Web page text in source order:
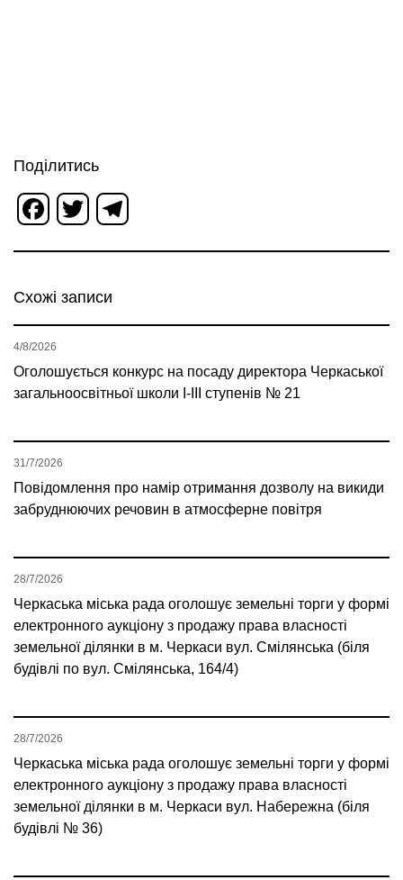
Поділитись
Facebook
Twitter
Схожі записи
Оголошується конкурс на посаду директора Черкаської
загальноосвітньої школи І-ІІІ ступенів № 21
4/8/2026
Повідомлення про намір отримання дозволу на викиди
забруднюючих речовин в атмосферне повітря
31/7/2026
Черкаська міська рада оголошує земельні торги у формі
електронного аукціону з продажу права власності
земельної ділянки в м. Черкаси вул. Смілянська (біля
будівлі по вул. Смілянська, 164/4)
28/7/2026
Черкаська міська рада оголошує земельні торги у формі
електронного аукціону з продажу права власності
земельної ділянки в м. Черкаси вул. Набережна (біля
будівлі № 36)
28/7/2026